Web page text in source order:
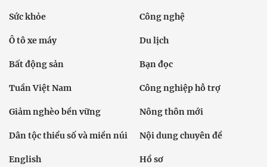
Sức khỏe Công nghệ
Ô tô xe máy Du lịch
Bất động sản Bạn đọc
Tuần Việt Nam Công nghiệp hỗ trợ
Giảm nghèo bền vững Nông thôn mới
Dân tộc thiểu số và miền núi Nội dung chuyên đề
English Hồ sơ